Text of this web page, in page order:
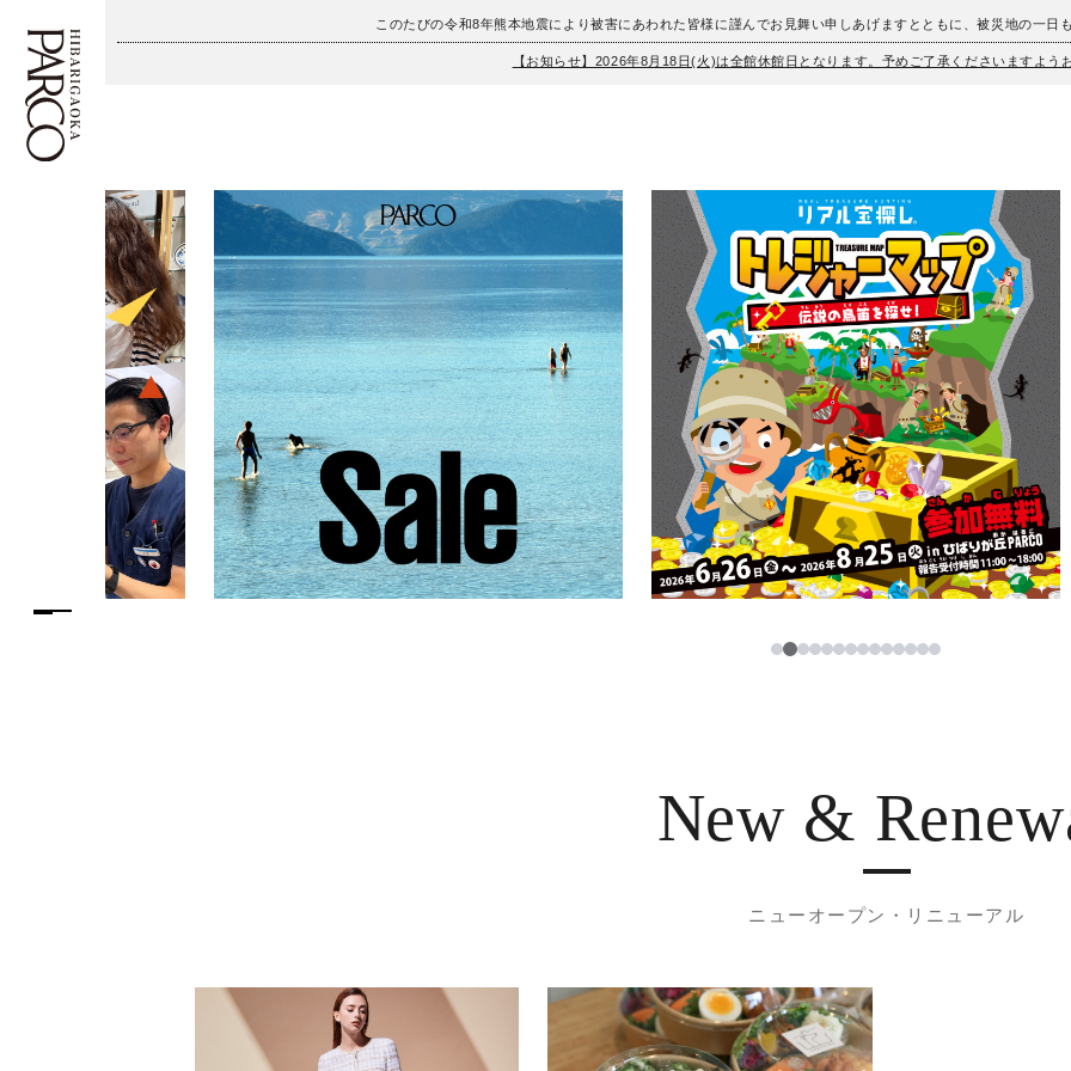
このたびの令和8年熊本地震により被害にあわれた皆様に謹んでお見舞い申しあげますとともに、被災地の一日
【お知らせ】2026年8月18日(火)は全館休館日となります。予めご了承くださいますよう
施設案内・アクセス
イベント・ポップアップ
ニュース
レストラン・カフェ
TAX FREE
PARCOメンバーズ
繁体字
簡体字
한국어
ภาษาไทย
日本語
123456789101112
1314
New &
ニューオープン・リニューアル